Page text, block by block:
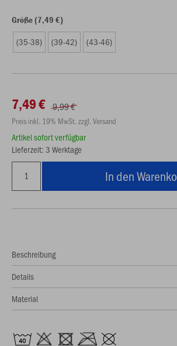
Größe (7,49 €)
(35-38) (39-42) (43-46)
7,49 € 9,99 €
Preis inkl. 19% MwSt. zzgl. Versand
Artikel sofort verfügbar
Lieferzeit: 3 Werktage
In den
Beschreibung
Details
Material